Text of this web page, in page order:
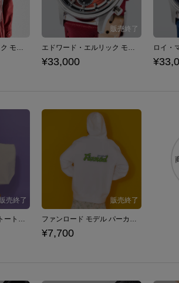
エドワード・エルリック モデル バックパック 鋼の錬金術師 エドワード・エルリック モデル 腕時計 鋼の錬金術師
¥33,000
ファンロード モデル トートバッグ Fanroad ファンロード モデル パーカー Fanroad
¥7,700